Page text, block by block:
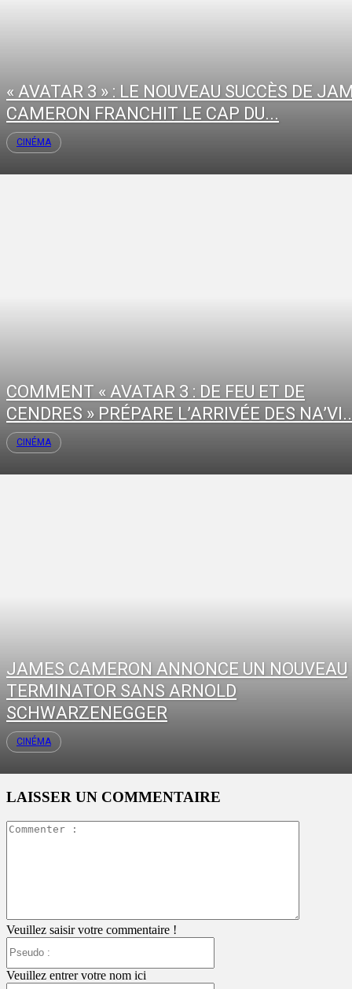
« AVATAR 3 » : LE NOUVEAU SUCCÈS DE
CAMERON FRANCHIT LE CAP DU...
CINÉMA
COMMENT « AVATAR 3 : DE FEU ET DE
CENDRES » PRÉPARE L’ARRIVÉE DES
CINÉMA
JAMES CAMERON ANNONCE UN NOUVEAU
TERMINATOR SANS ARNOLD
SCHWARZENEGGER
CINÉMA
LAISSER UN COMMENTAIRE
Veuillez saisir votre commentaire !
Veuillez entrer votre nom ici